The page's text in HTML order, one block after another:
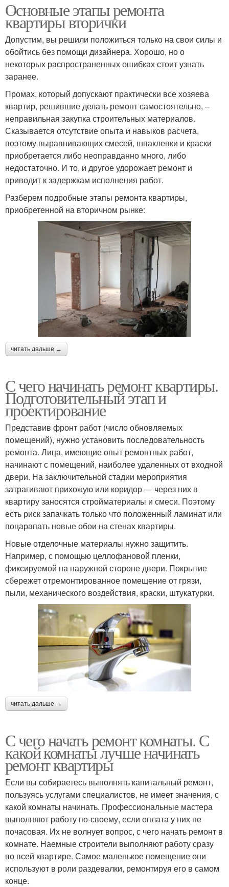
Основные этапы ремонта
квартиры вторички
Допустим, вы решили положиться только на свои силы и
обойтись без помощи дизайнера. Хорошо, но о
некоторых распространенных ошибках стоит узнать
заранее.
Промах, который допускают практически все хозяева
квартир, решившие делать ремонт самостоятельно, –
неправильная закупка строительных материалов.
Сказывается отсутствие опыта и навыков расчета,
поэтому выравнивающих смесей, шпаклевки и краски
приобретается либо неоправданно много, либо
недостаточно. И то, и другое удорожает ремонт и
приводит к задержкам исполнения работ.
Разберем подробные этапы ремонта квартиры,
приобретенной на вторичном рынке:
читать дальше →
С чего начинать ремонт квартиры.
Подготовительный этап и
проектирование
Представив фронт работ (число обновляемых
помещений), нужно установить последовательность
ремонта. Лица, имеющие опыт ремонтных работ,
начинают с помещений, наиболее удаленных от входной
двери. На заключительной стадии мероприятия
затрагивают прихожую или коридор — через них в
квартиру заносятся стройматериалы и смеси. Поэтому
есть риск запачкать только что положенный ламинат или
поцарапать новые обои на стенах квартиры.
Новые отделочные материалы нужно защитить.
Например, с помощью целлофановой пленки,
фиксируемой на наружной стороне двери. Покрытие
сбережет отремонтированное помещение от грязи,
пыли, механического воздействия, краски, штукатурки.
читать дальше →
С чего начать ремонт комнаты. С
какой комнаты лучше начинать
ремонт квартиры
Если вы собираетесь выполнять капитальный ремонт,
пользуясь услугами специалистов, не имеет значения, с
какой комнаты начинать. Профессиональные мастера
выполняют работу по-своему, если оплата у них не
почасовая. Их не волнует вопрос, с чего начать ремонт в
комнате. Наемные строители выполняют работу сразу
во всей квартире. Самое маленькое помещение они
используют в роли раздевалки, ремонтируя его в самом
конце.